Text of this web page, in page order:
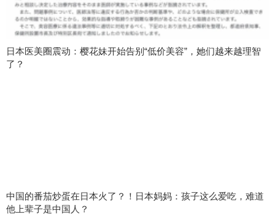
日本医美圈震动：樱花妹开始告别“低价美容”，她们越来越理智
了？
中国的番茄炒蛋在日本火了？！日本妈妈：孩子这么爱吃，难道
他上辈子是中国人？